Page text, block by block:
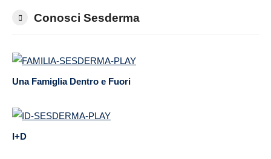
Conosci Sesderma
Una Famiglia Dentro e Fuori
I+D